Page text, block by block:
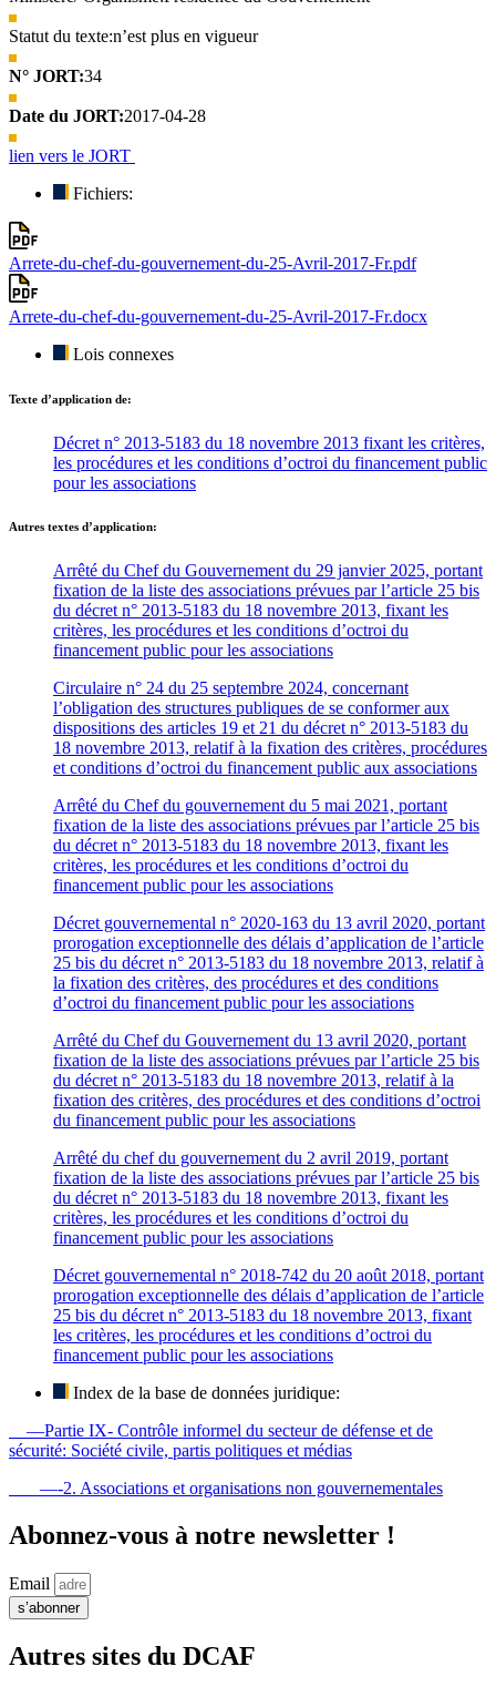
Statut du texte:n’est plus en vigueur
N° JORT:34
Date du JORT:2017-04-28
lien vers le JORT
Fichiers:
Arrete-du-chef-du-gouvernement-du-25-Avril-2017-Fr.pdf
Arrete-du-chef-du-gouvernement-du-25-Avril-2017-Fr.docx
Lois connexes
Texte d’application de:
Décret n° 2013-5183 du 18 novembre 2013 fixant les critères,
les procédures et les conditions d’octroi du financement public
pour les associations
Autres textes d’application:
Arrêté du Chef du Gouvernement du 29 janvier 2025, portant
fixation de la liste des associations prévues par l’article 25 bis
du décret n° 2013-5183 du 18 novembre 2013, fixant les
critères, les procédures et les conditions d’octroi du
financement public pour les associations
Circulaire n° 24 du 25 septembre 2024, concernant
l’obligation des structures publiques de se conformer aux
dispositions des articles 19 et 21 du décret n° 2013-5183 du
18 novembre 2013, relatif à la fixation des critères, procédures
et conditions d’octroi du financement public aux associations
Arrêté du Chef du gouvernement du 5 mai 2021, portant
fixation de la liste des associations prévues par l’article 25 bis
du décret n° 2013-5183 du 18 novembre 2013, fixant les
critères, les procédures et les conditions d’octroi du
financement public pour les associations
Décret gouvernemental n° 2020-163 du 13 avril 2020, portant
prorogation exceptionnelle des délais d’application de l’article
25 bis du décret n° 2013-5183 du 18 novembre 2013, relatif à
la fixation des critères, des procédures et des conditions
d’octroi du financement public pour les associations
Arrêté du Chef du Gouvernement du 13 avril 2020, portant
fixation de la liste des associations prévues par l’article 25 bis
du décret n° 2013-5183 du 18 novembre 2013, relatif à la
fixation des critères, des procédures et des conditions d’octroi
du financement public pour les associations
Arrêté du chef du gouvernement du 2 avril 2019, portant
fixation de la liste des associations prévues par l’article 25 bis
du décret n° 2013-5183 du 18 novembre 2013, fixant les
critères, les procédures et les conditions d’octroi du
financement public pour les associations
Décret gouvernemental n° 2018-742 du 20 août 2018, portant
prorogation exceptionnelle des délais d’application de l’article
25 bis du décret n° 2013-5183 du 18 novembre 2013, fixant
les critères, les procédures et les conditions d’octroi du
financement public pour les associations
Index de la base de données juridique:
—Partie IX- Contrôle informel du secteur de défense et de
sécurité: Société civile, partis politiques et médias
—-2. Associations et organisations non gouvernementales
Abonnez-vous à notre newsletter !
Email
s’abonner
Autres sites du DCAF